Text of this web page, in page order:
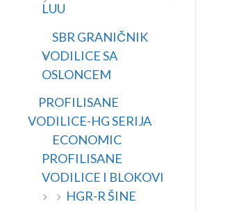
LUU
SBR GRANIČNIK
VODILICE SA
OSLONCEM
PROFILISANE
VODILICE-HG SERIJA
ECONOMIC
PROFILISANE
VODILICE I BLOKOVI
HGR-R ŠINE